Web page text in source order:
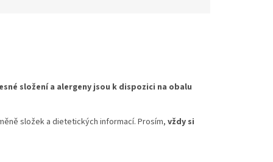
složení a alergeny jsou k dispozici na obalu
složek a dietetických informací. Prosím, vždy si